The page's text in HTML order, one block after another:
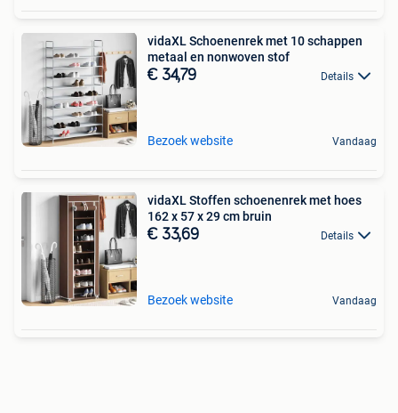
vidaXL Schoenenrek met 10 schappen
metaal en nonwoven stof
€ 34,79 Details
Bezoek website Vandaag
vidaXL Stoffen schoenenrek met hoes
162 x 57 x 29 cm bruin
€ 33,69 Details
Bezoek website Vandaag